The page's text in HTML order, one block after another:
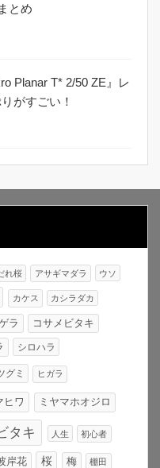
とめ
Planar T* 2/50 ZE』レ
がすごい！
れ桜 アサギマダラ ウソ
カケス カシラダカ
ラ コサメビタキ
シロハラ
グミ ヒガラ
ヒワ ミヤマホオジロ
タキ 人生 初心者
岸花 桜 梅 棚田